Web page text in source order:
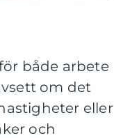
både arbete
om det
eller
och